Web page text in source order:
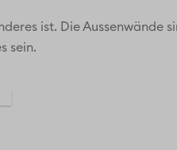
ist. Die Außenwände
sein.